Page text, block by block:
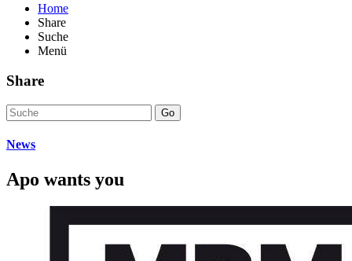
Home
Share
Suche
Menü
Share
Go
News
Apo wants you